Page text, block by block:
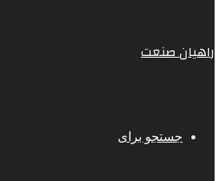
راهیان صنعت
جستجو برای